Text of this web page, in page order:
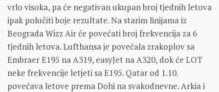
vrlo visoka, pa će negativan ukupan broj tjednih letova
ipak polučiti boje rezultate. Na starim linijama iz
Beograda Wizz Air će povećati broj frekvencija za 6
tjednih letova. Lufthansa je povećala zrakoplov sa
Embraer E195 na A319, easyJet na A320, dok će LOT
neke frekvencije letjeti sa E195. Qatar od 1.10.
povećava letove prema Dohi na svakodnevne. Arkia i